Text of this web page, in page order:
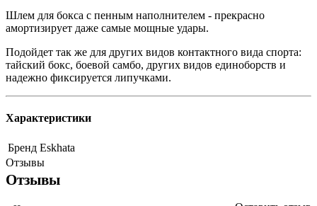
Шлем для бокса с пенным наполнителем - прекрасно
амортизирует даже самые мощные удары.
Подойдет так же для других видов контактного вида спорта:
тайский бокс, боевой самбо, других видов единоборств и
надежно фиксируется липучками.
Характеристики
Бренд Eskhata
Отзывы
Отзывы